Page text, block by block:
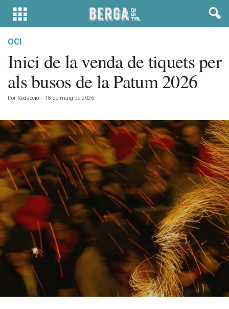
OCI
Inici de la venda de tiquets per
als busos de la Patum 2026
Por Redacció - 18 de maig de 2026